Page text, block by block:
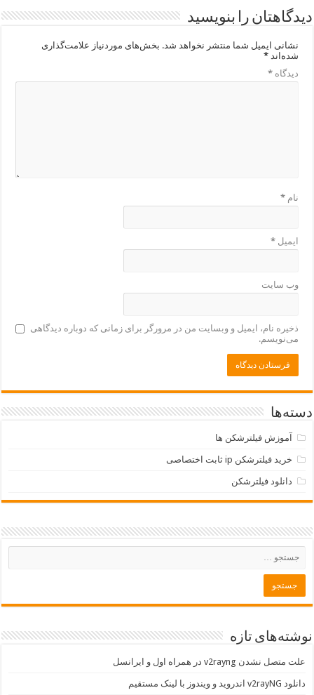
دیدگاهتان را بنویسید
نشانی ایمیل شما منتشر نخواهد شد. بخش‌های موردنیاز علامت‌گذاری
شده‌اند*
دیدگاه*
نام*
ایمیل*
وب‌ سایت
ذخیره نام، ایمیل و وبسایت من در مرورگر برای زمانی که دوباره دیدگاهی
می‌نویسم.
دسته‌ها
آموزش فیلترشکن ها
خرید فیلترشکن ip ثابت اختصاصی
دانلود فیلترشکن
نوشته‌های تازه
علت متصل نشدن v2rayng در همراه اول و ایرانسل
دانلود v2rayNG اندروید و ویندوز با لینک مستقیم